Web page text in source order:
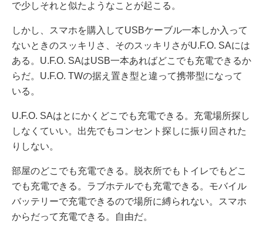
で少しそれと似たようなことが起こる。
しかし、スマホを購入してUSBケーブル一本しか入って
ないときのスッキリさ、そのスッキリさがU.F.O. SAには
ある。U.F.O. SAはUSB一本あればどこでも充電できるか
らだ。U.F.O. TWの据え置き型と違って携帯型になって
いる。
U.F.O. SAはとにかくどこでも充電できる。充電場所探し
しなくていい。出先でもコンセント探しに振り回された
りしない。
部屋のどこでも充電できる。脱衣所でもトイレでもどこ
でも充電できる。ラブホテルでも充電できる。モバイル
バッテリーで充電できるので場所に縛られない。スマホ
からだって充電できる。自由だ。